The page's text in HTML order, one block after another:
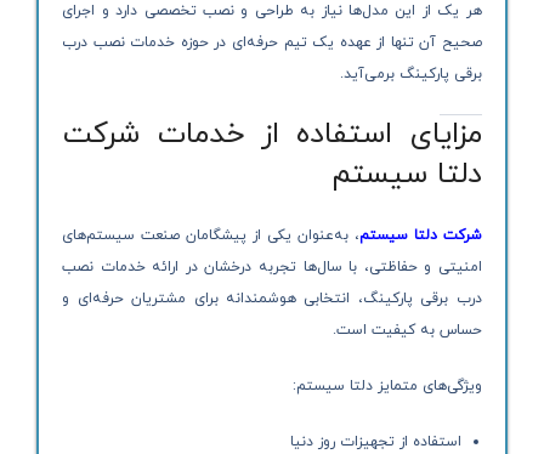
هر یک از این مدل‌ها نیاز به طراحی و نصب تخصصی دارد و اجرای
صحیح آن تنها از عهده یک تیم حرفه‌ای در حوزه خدمات نصب درب
برقی پارکینگ برمی‌آید.
مزایای استفاده از خدمات شرکت
دلتا سیستم
شرکت دلتا سیستم، به‌عنوان یکی از پیشگامان صنعت سیستم‌های
امنیتی و حفاظتی، با سال‌ها تجربه درخشان در ارائه خدمات نصب
درب برقی پارکینگ، انتخابی هوشمندانه برای مشتریان حرفه‌ای و
حساس به کیفیت است.
ویژگی‌های متمایز دلتا سیستم:
استفاده از تجهیزات روز دنیا